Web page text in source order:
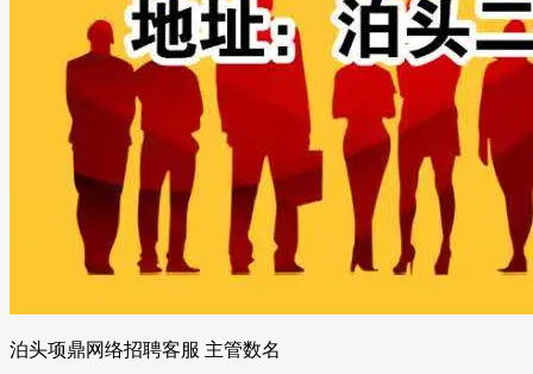
泊头项鼎网络招聘客服 主管数名